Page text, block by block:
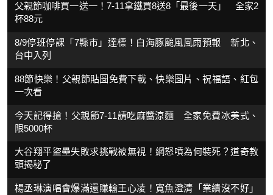
父親節咖啡買一送一！7-11拿鐵買8送8「最後一天」 全家2
杯88元
8/9停班停課「7縣市」達標！白海豚颱風風雨預報 新北、
台中入列
88節快樂！父親節貼圖免費下載、快樂圖片、祝福語、紅包
一次看
今天記得搶！父親節7-11請吃麻醬涼麵 全家免費冰美式、
限5000杯
大谷翔平盜壘失敗求挑戰被無視！網怒噴為何裝死？道奇教
頭揭秘了
楊丞琳演唱會爆滿還賺輸王心凌！寬魚澄清「業績沒不好」